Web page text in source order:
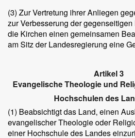
(3) Zur Vertretung ihrer Anliegen
zur Verbesserung der
die Kirchen einen gemeinsamen
am Sitz der Landesregierung eine
Artikel 3
Evangelische Theologie und
Hochschulen des
(1) Beabsichtigt das Land, einen
evangelischer Theologie oder
einer Hochschule des Landes